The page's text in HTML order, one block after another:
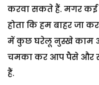
करवा सकते हैं. मगर कई
होता कि हम बाहर जा
में कुछ घरेलू नुस्खे काम
चमका कर आप पैसे और
हैं.